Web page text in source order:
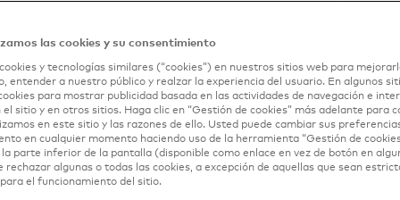
que estamos estableciendo un plan para el reciclaje
en todo el mundo, incluida la recolección, el
pidiendo a nuestra red global de socios que nos ayuden
en el Reino Unido con HSBC, que ahora ofrece
seleccionadas.
de tarjetas pueden dejar cualquier tarjeta de pago
seguras y dedicadas dentro de las sucursales
las tarjetas se trituran dentro de la caja de
las cookies y su consentimiento
y tecnologías similares (“cookies”) en nuestros sitios web para
entender a nuestro público y realzar la experiencia del usuario. En algunos
para mostrar publicidad basada en las actividades de navegación e
el sitio y en otros sitios. Haga clic en “Gestión de cookies” más adelante para
en este sitio y las razones de ello. Usted puede cambiar sus
en cualquier momento haciendo uso de la herramienta “Gestión de
la parte inferior de la pantalla (disponible como enlace en vez de botón en
rechazar algunas o todas las cookies, a excepción de aquellas que sean
el funcionamiento del sitio.